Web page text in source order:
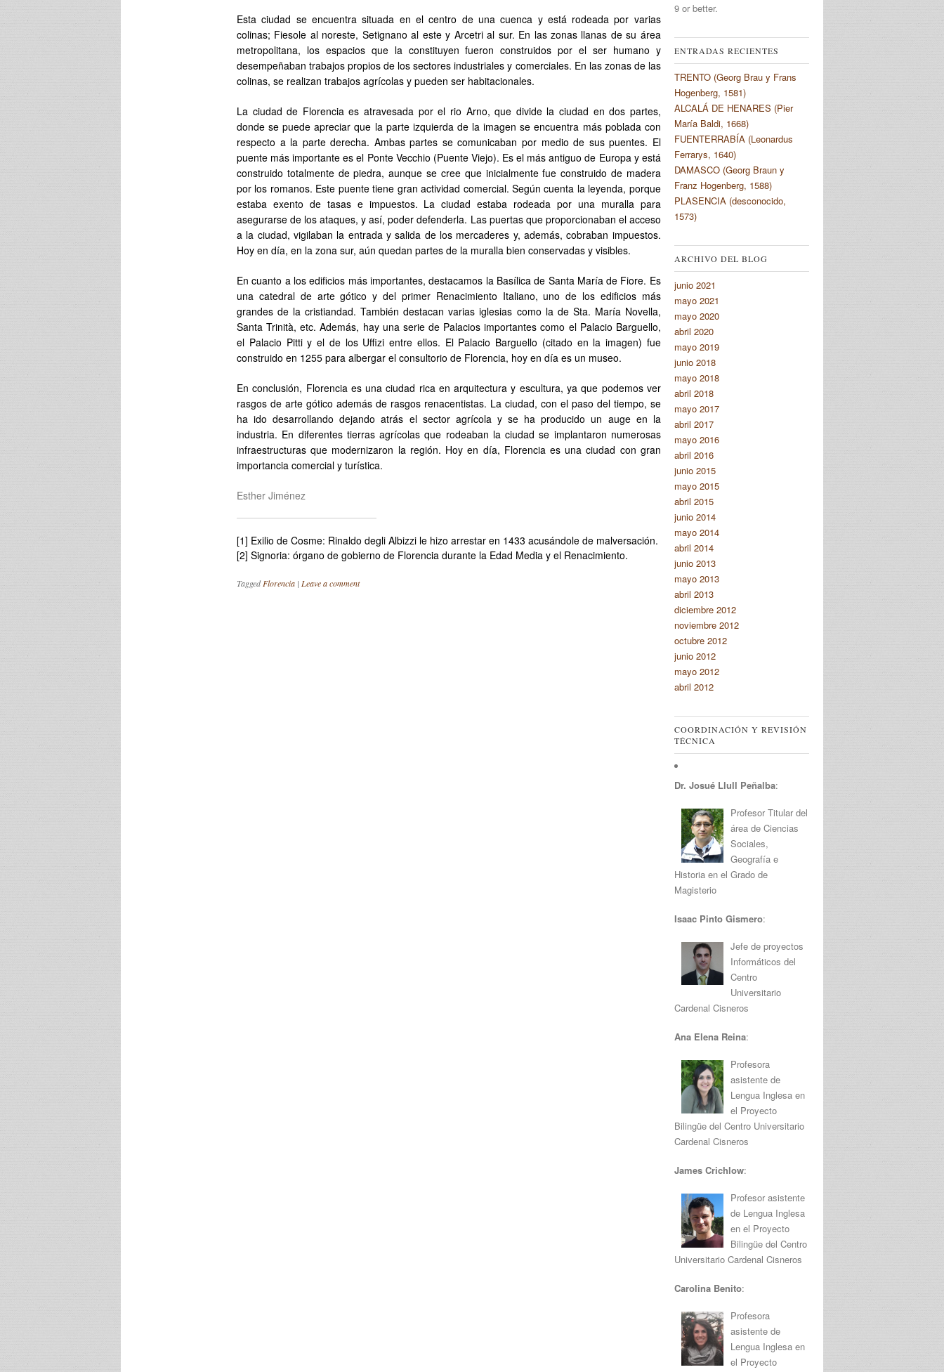
Esta ciudad se encuentra situada en el centro de una cuenca y está rodeada por varias
colinas; Fiesole al noreste, Setignano al este y Arcetri al sur. En las zonas llanas de su área
metropolitana, los espacios que la constituyen fueron construidos por el ser humano y
desempeñaban trabajos propios de los sectores industriales y comerciales. En las zonas de las
colinas, se realizan trabajos agrícolas y pueden ser habitacionales.
La ciudad de Florencia es atravesada por el rio Arno, que divide la ciudad en dos partes,
donde se puede apreciar que la parte izquierda de la imagen se encuentra más poblada con
respecto a la parte derecha. Ambas partes se comunicaban por medio de sus puentes. El
puente más importante es el Ponte Vecchio (Puente Viejo). Es el más antiguo de Europa y está
construido totalmente de piedra, aunque se cree que inicialmente fue construido de madera
por los romanos. Este puente tiene gran actividad comercial. Según cuenta la leyenda, porque
estaba exento de tasas e impuestos. La ciudad estaba rodeada por una muralla para
asegurarse de los ataques, y así, poder defenderla. Las puertas que proporcionaban el acceso
a la ciudad, vigilaban la entrada y salida de los mercaderes y, además, cobraban impuestos.
Hoy en día, en la zona sur, aún quedan partes de la muralla bien conservadas y visibles.
En cuanto a los edificios más importantes, destacamos la Basílica de Santa María de Fiore. Es
una catedral de arte gótico y del primer Renacimiento Italiano, uno de los edificios más
grandes de la cristiandad. También destacan varias iglesias como la de Sta. María Novella,
Santa Trinità, etc. Además, hay una serie de Palacios importantes como el Palacio Barguello,
el Palacio Pitti y el de los Uffizi entre ellos. El Palacio Barguello (citado en la imagen) fue
construido en 1255 para albergar el consultorio de Florencia, hoy en día es un museo.
En conclusión, Florencia es una ciudad rica en arquitectura y escultura, ya que podemos ver
rasgos de arte gótico además de rasgos renacentistas. La ciudad, con el paso del tiempo, se
ha ido desarrollando dejando atrás el sector agrícola y se ha producido un auge en la
industria. En diferentes tierras agrícolas que rodeaban la ciudad se implantaron numerosas
infraestructuras que modernizaron la región. Hoy en día, Florencia es una ciudad con gran
importancia comercial y turística.
Esther Jiménez
[1] Exilio de Cosme: Rinaldo degli Albizzi le hizo arrestar en 1433 acusándole de malversación.
[2] Signoria: órgano de gobierno de Florencia durante la Edad Media y el Renacimiento.
TaggedFlorencia | Leave a comment
9 or better.
ENTRADAS RECIENTES
TRENTO (Georg Brau y Frans
Hogenberg, 1581)
ALCALÁ DE HENARES (Pier
María Baldi, 1668)
FUENTERRABÍA (Leonardus
Ferrarys, 1640)
DAMASCO (Georg Braun y
Franz Hogenberg, 1588)
PLASENCIA (desconocido,
1573)
ARCHIVO DEL BLOG
junio 2021
mayo 2021
mayo 2020
abril 2020
mayo 2019
junio 2018
mayo 2018
abril 2018
mayo 2017
abril 2017
mayo 2016
abril 2016
junio 2015
mayo 2015
abril 2015
junio 2014
mayo 2014
abril 2014
junio 2013
mayo 2013
abril 2013
diciembre 2012
noviembre 2012
octubre 2012
junio 2012
mayo 2012
abril 2012
COORDINACIÓN Y REVISIÓN
TÉCNICA
Dr. Josué Llull Peñalba:
Profesor Titular del
área de Ciencias
Sociales,
Geografía e
Historia en el Grado de
Magisterio
Isaac Pinto Gismero:
Jefe de proyectos
Informáticos del
Centro
Universitario
Cardenal Cisneros
Ana Elena Reina:
Profesora
asistente de
Lengua Inglesa en
el Proyecto
Bilingüe del Centro Universitario
Cardenal Cisneros
James Crichlow:
Profesor asistente
de Lengua Inglesa
en el Proyecto
Bilingüe del Centro
Universitario Cardenal Cisneros
Carolina Benito:
Profesora
asistente de
Lengua Inglesa en
el Proyecto